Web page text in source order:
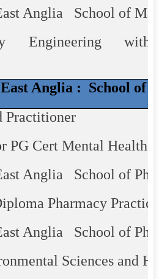
Anglia
School of
Engineering with
Anglia : School of
Practitioner
PG Cert Mental Health
Anglia
School of
Pharmacy Practice
Anglia
School of
Sciences and